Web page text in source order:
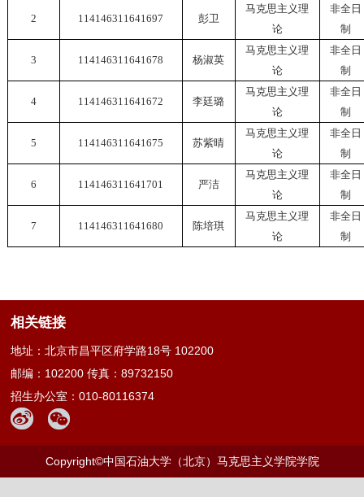
2 114146311641697 彭卫
马克思主义理
论
非全日
制
3 114146311641678 杨淑英
马克思主义理
论
非全日
制
4 114146311641672 李廷璐
马克思主义理
论
非全日
制
5 114146311641675 苏紫晴
马克思主义理
论
非全日
制
6 114146311641701 严洁
马克思主义理
论
非全日
制
7 114146311641680 陈培琪
马克思主义理
论
非全日
制
相关链接
地址：北京市昌平区府学路18号 102200
邮编：102200 传真：89732150
招生办公室：010-80116374
Copyright©中国石油大学（北京）马克思主义学院学院